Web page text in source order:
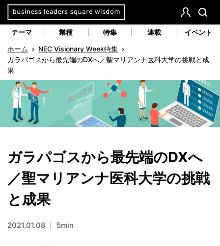
会
検
テーマ 業種 特集 連載 イベント
ホーム
NEC Visionary Week特集
ガラパゴスから最先端のDXへ／聖マリアンナ医科大学の挑戦と成
果
ガラパゴスから最先端のDXへ
／聖マリアンナ医科大学の挑戦
と成果
2021.01.08 ｜ 5min